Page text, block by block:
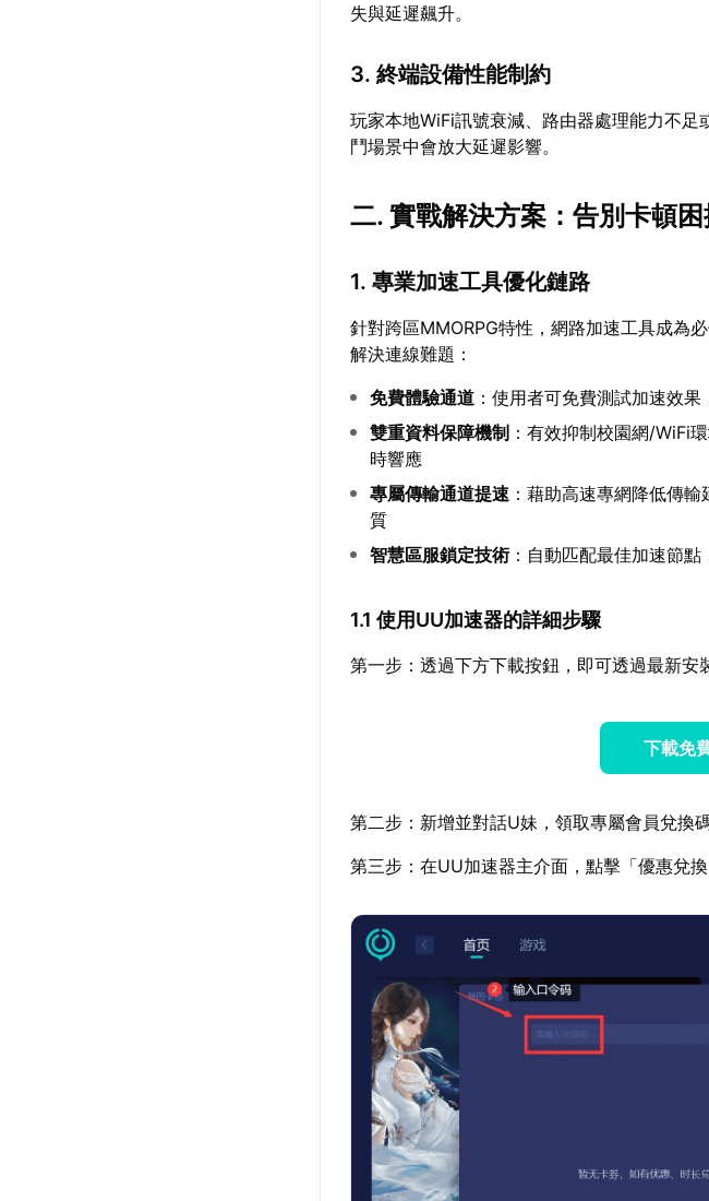
失與延遲飆升。
3. 終端設備性能制約
玩家本地WiFi訊號衰減、路由器處理能力不
鬥場景中會放大延遲影響。
二. 實戰解決方案：告別卡頓
1. 專業加速工具優化鏈路
針對跨區MMORPG特性，網路加速工具成為
解決連線難題：
免費體驗通道 ：使用者可免費測試加速效
雙重資料保障機制 ：有效抑制校園網/WiFi
時響應
專屬傳輸通道提速 ：藉助高速專網降低傳
質
智慧區服鎖定技術：自動匹配最佳加速節點
1.1 使用UU加速器的詳細步驟
第一步：透過下方下載按鈕，即可透過最新安
下載免
第二步：新增並對話U妹，領取專屬會員兌換碼
第三步：在UU加速器主介面，點擊「優惠兌